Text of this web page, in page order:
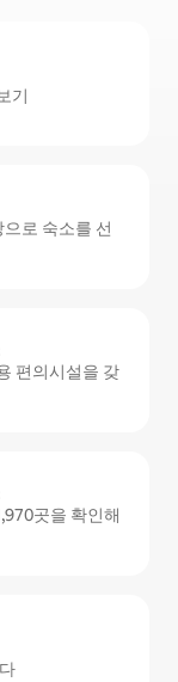
기
로 숙소를 선
편의시설을 갖
곳을 확인해